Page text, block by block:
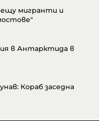
мигранти и
в Антарктида в
Кораб заседна